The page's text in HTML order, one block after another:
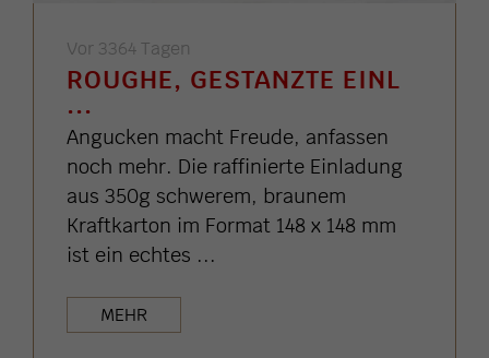
Vor 3364 Tagen
ROUGHE, GESTANZTE EINL
...
Angucken macht Freude, anfassen
noch mehr. Die raffinierte Einladung
aus 350g schwerem, braunem
Kraftkarton im Format 148 x 148 mm
ist ein echtes ...
MEHR